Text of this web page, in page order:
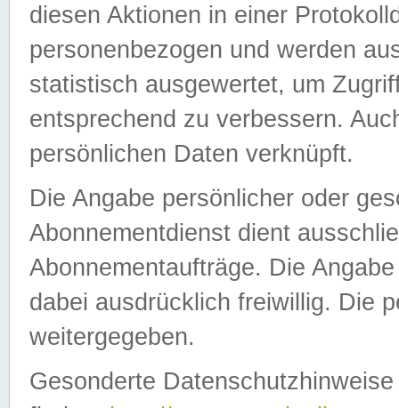
diesen Aktionen in einer
personenbezogen und werden
statistisch ausgewertet, um
entsprechend zu verbessern.
persönlichen Daten verknüpft.
Die Angabe persönlicher oder
Abonnementdienst dient
Abonnementaufträge. Die
dabei ausdrücklich freiwillig. Die
weitergegeben.
Gesonderte